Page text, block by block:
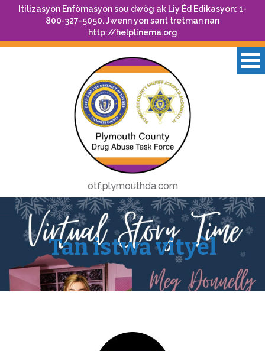
Itilizasyon Enfòmasyon sou dwòg ak Liy Èd Edikasyon: 1-
800-327-5050. Jwenn yon sant tretman nan
http://helplinema.org
otf.plymouthda.com
Tan istwa vityèl